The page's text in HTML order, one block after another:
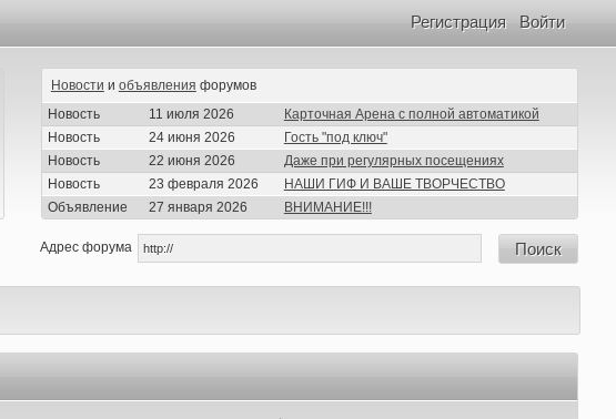
Войти
Регистрация
Новости и объявления форумов
Новость
11 июля 2026
Карточная Арена с полной автоматикой
Новость
24 июня 2026
Гость "под ключ"
Новость
22 июня 2026
Даже при регулярных посещениях
Новость
23 февраля 2026
НАШИ ГИФ И ВАШЕ ТВОРЧЕСТВО
Объявление
27 января 2026 ВНИМАНИЕ!!!
Адрес форума Поиск